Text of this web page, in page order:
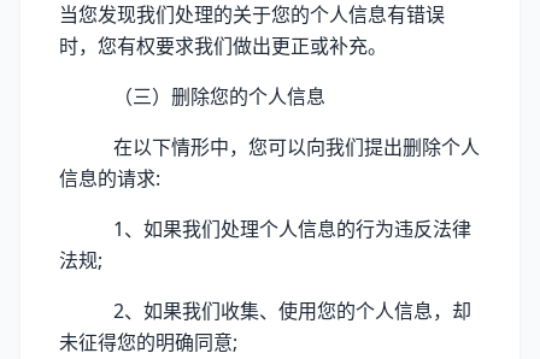
当您发现我们处理的关于您的个人信息有错误
时，您有权要求我们做出更正或补充。
（三）删除您的个人信息
在以下情形中，您可以向我们提出删除个人
信息的请求:
1、如果我们处理个人信息的行为违反法律
法规;
2、如果我们收集、使用您的个人信息，却
未征得您的明确同意;